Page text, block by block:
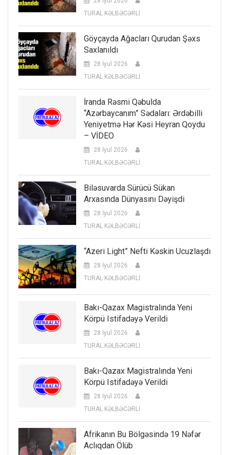
TURAL KƏLBƏCƏRLİ
Göyçayda Ağacları Qurudan Şəxs
Saxlanıldı
28 İyul 2026
TURAL KƏLBƏCƏRLİ
İranda Rəsmi Qəbulda
“Azərbaycanım” Sədaları: Ərdəbilli
Yeniyetmə Hər Kəsi Heyran Qoydu
– VİDEO
28 İyul 2026
TURAL KƏLBƏCƏRLİ
Biləsuvarda Sürücü Sükan
Arxasında Dünyasını Dəyişdi
28 İyul 2026
TURAL KƏLBƏCƏRLİ
“Azeri Light” Nefti Kəskin Ucuzlaşdı
28 İyul 2026
TURAL KƏLBƏCƏRLİ
Bakı-Qazax Magistralında Yeni
Körpü Istifadəyə Verildi
28 İyul 2026
TURAL KƏLBƏCƏRLİ
Bakı-Qazax Magistralında Yeni
Körpü Istifadəyə Verildi
28 İyul 2026
TURAL KƏLBƏCƏRLİ
Afrikanın Bu Bölgəsində 19 Nəfər
Aclıqdan Ölüb